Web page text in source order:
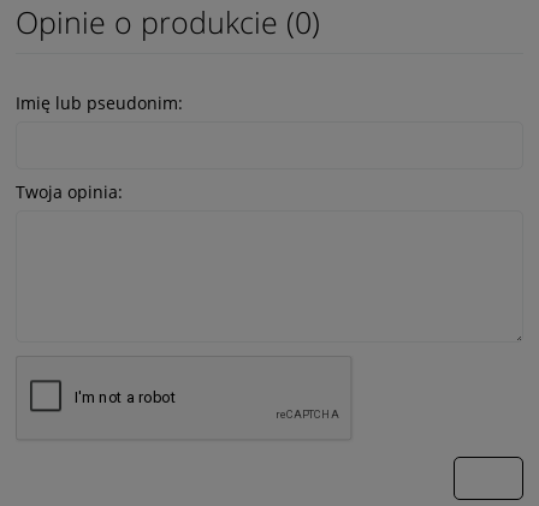
Opinie o produkcie (0)
Imię lub pseudonim:
Twoja opinia: